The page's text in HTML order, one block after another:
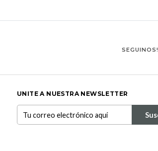
SEGUINOS!
UNITE A NUESTRA NEWSLETTER